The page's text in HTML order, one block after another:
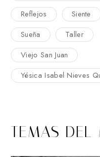
Reflejos
Siente
Sueña
Taller
Viejo San Juan
Yésica Isabel Nieves
TEMAS DEL